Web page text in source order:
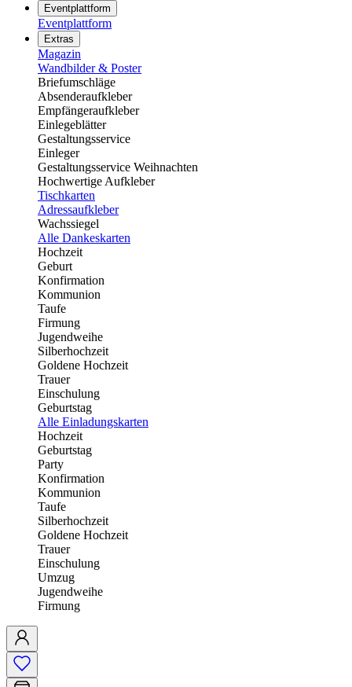
Eventplattform
Eventplattform
Extras
Magazin
Wandbilder & Poster
Briefumschläge
Absenderaufkleber
Empfängeraufkleber
Einlegeblätter
Gestaltungsservice
Einleger
Gestaltungsservice Weihnachten
Hochwertige Aufkleber
Tischkarten
Adressaufkleber
Wachssiegel
Alle Dankeskarten
Hochzeit
Geburt
Konfirmation
Kommunion
Taufe
Firmung
Jugendweihe
Silberhochzeit
Goldene Hochzeit
Trauer
Einschulung
Geburtstag
Alle Einladungskarten
Hochzeit
Geburtstag
Party
Konfirmation
Kommunion
Taufe
Silberhochzeit
Goldene Hochzeit
Trauer
Einschulung
Umzug
Jugendweihe
Firmung